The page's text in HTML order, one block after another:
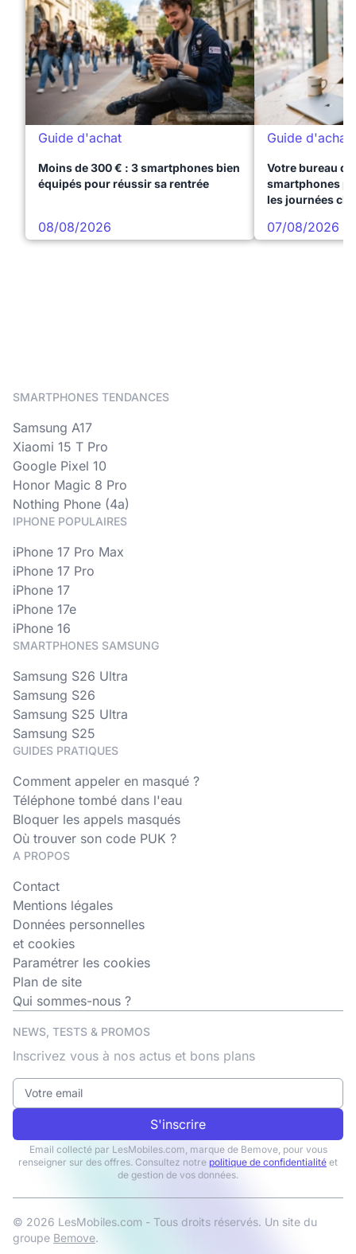
Guide d'achat
Moins de 300 € : 3 smartphones bien
équipés pour réussir sa rentrée
08/08/2026
Guide d'achat
Votre bureau
smartphones
les journées
07/08/2026
SMARTPHONES TENDANCES
Samsung A17
Xiaomi 15 T Pro
Google Pixel 10
Honor Magic 8 Pro
Nothing Phone (4a)
IPHONE POPULAIRES
iPhone 17 Pro Max
iPhone 17 Pro
iPhone 17
iPhone 17e
iPhone 16
SMARTPHONES SAMSUNG
Samsung S26 Ultra
Samsung S26
Samsung S25 Ultra
Samsung S25
GUIDES PRATIQUES
Comment appeler en masqué ?
Téléphone tombé dans l'eau
Bloquer les appels masqués
Où trouver son code PUK ?
A PROPOS
Contact
Mentions légales
Données personnelles
et cookies
Paramétrer les cookies
Plan de site
Qui sommes-nous ?
NEWS, TESTS & PROMOS
Inscrivez vous à nos actus et bons plans
S'inscrire
Email collecté par LesMobiles.com, marque de Bemove, pour vous
renseigner sur des offres. Consultez notre politique de confidentialité et
de gestion de vos données.
© 2026 LesMobiles.com - Tous droits réservés. Un site du
groupe Bemove.